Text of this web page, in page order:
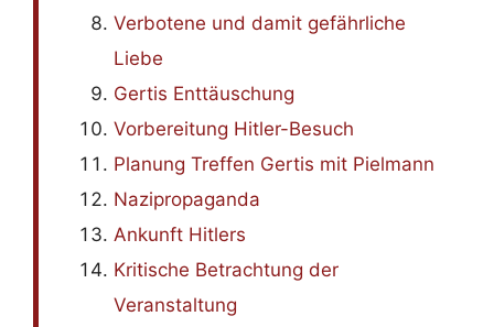
Verbotene und damit gefährliche
Liebe
Gertis Enttäuschung
Vorbereitung Hitler-Besuch
Planung Treffen Gertis mit Pielmann
Nazipropaganda
Ankunft Hitlers
Kritische Betrachtung der
Veranstaltung